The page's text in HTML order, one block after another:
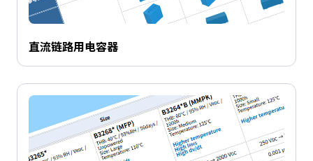
直流链路用电容器